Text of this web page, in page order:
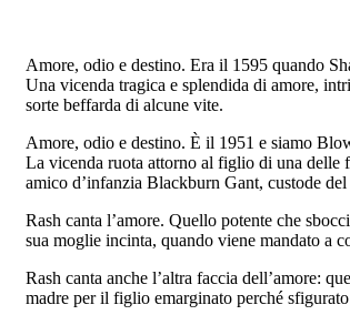
Amore, odio e destino. Era il 1595 quando
Una vicenda tragica e splendida di amore,
sorte beffarda di alcune vite.
Amore, odio e destino. È il 1951 e siamo
La vicenda ruota attorno al figlio di una delle
amico d’infanzia Blackburn Gant, custode
Rash canta l’amore. Quello potente che
sua moglie incinta, quando viene mandato a
Rash canta anche l’altra faccia dell’amore:
madre per il figlio emarginato perché